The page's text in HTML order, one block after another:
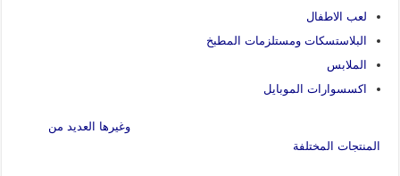
لعب الاطفال
البلاستسكات ومستلزمات المطبخ
الملابس
اكسسوارات الموبايل
وغيرها العديد من
المنتجات المختلفة